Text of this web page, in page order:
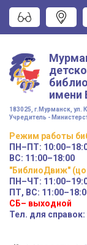
имени
183025, г.Мурманск, ул.
Учредитель -
Режим работы
ПН–ПТ:
ВС: 11:00–18:00
"БиблиоДвиж"
ПН–ЧТ:
ПТ, ВС:
СБ– выходной
Тел. для